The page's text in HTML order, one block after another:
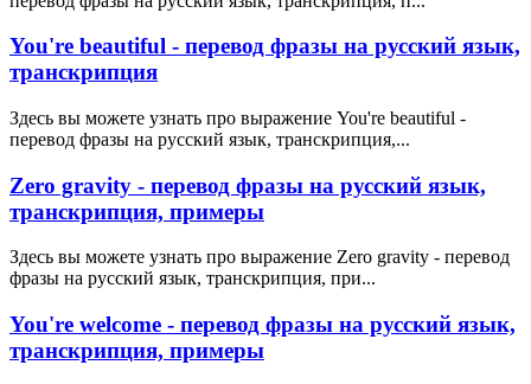
You're beautiful - перевод фразы на русский язык,
транскрипция
Здесь вы можете узнать про выражение You're beautiful -
перевод фразы на русский язык, транскрипция,...
Zero gravity - перевод фразы на русский язык,
транскрипция, примеры
Здесь вы можете узнать про выражение Zero gravity - перевод
фразы на русский язык, транскрипция, при...
You're welcome - перевод фразы на русский язык,
транскрипция, примеры